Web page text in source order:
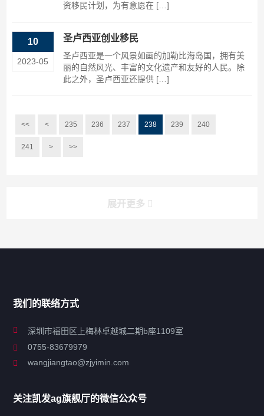
资移民计划，为有意愿在 […]
10
2023-05
圣卢西亚创业移民
圣卢西亚是一个风景如画的加勒比海岛国，拥有美
丽的自然风光、丰富的文化遗产和友好的人民。除
此之外，圣卢西亚还提供 […]
<< < 235 236 237 238 239 240
241 > >>
展开更多
联系凯发ag旗舰厅
我们的联络方式
深圳市福田区上梅林卓越城二期b座1109室
0755-83679979
wangjiangtao@zjyimin.com
关注凯发ag旗舰厅的微信公众号